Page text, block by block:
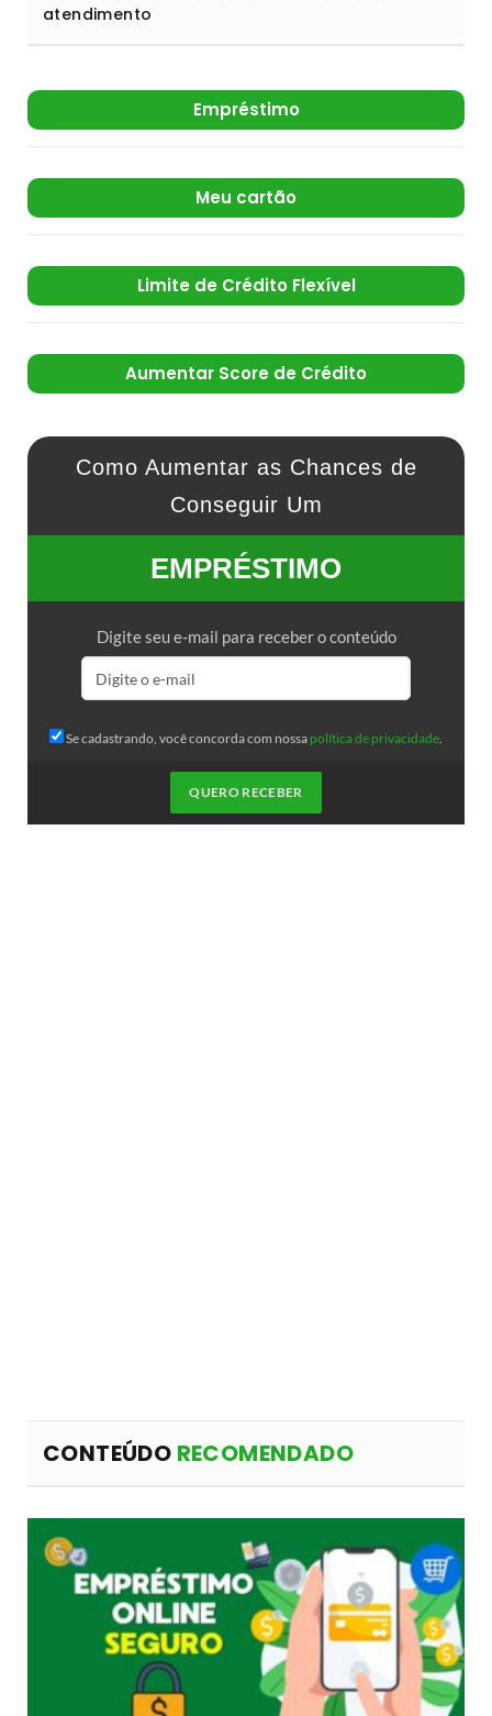
atendimento
Empréstimo
Meu cartão
Limite de Crédito Flexível
Aumentar Score de Crédito
Como Aumentar as Chances de
Conseguir Um
EMPRÉSTIMO
Digite seu e-mail para receber o conteúdo
Se cadastrando, você concorda com nossa política de privacidade.
QUERO RECEBER
CONTEÚDO RECOMENDADO